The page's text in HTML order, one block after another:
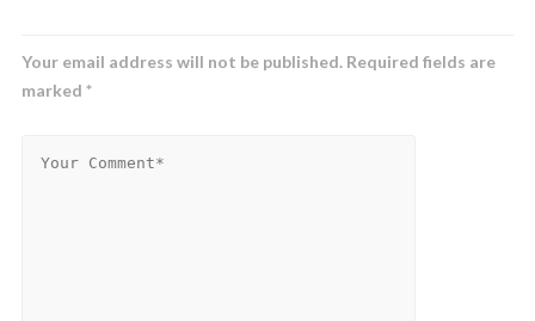
Your email address will not be published. Required fields are
marked *